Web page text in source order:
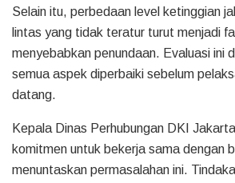
Selain itu, perbedaan level ketinggian
lintas yang tidak teratur turut menjadi
menyebabkan penundaan. Evaluasi ini
semua aspek diperbaiki sebelum
datang.
Kepala Dinas Perhubungan DKI
komitmen untuk bekerja sama dengan
menuntaskan permasalahan ini.